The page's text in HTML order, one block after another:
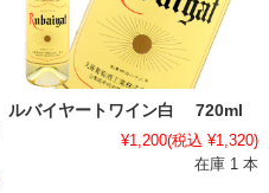
ルバイヤートワイン白 720ml
¥1,200(税込 ¥1,320)
在庫 1 本